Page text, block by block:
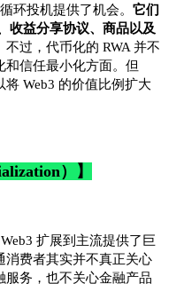
环投机提供了机会。它们
收益分享协议、商品以及
不过，代币化的 RWA 并不
和信任最小化方面。但
将 Web3 的价值比例扩大
）】
扩展到主流提供了巨
消费者其实并不真正关心
服务，也不关心金融产品